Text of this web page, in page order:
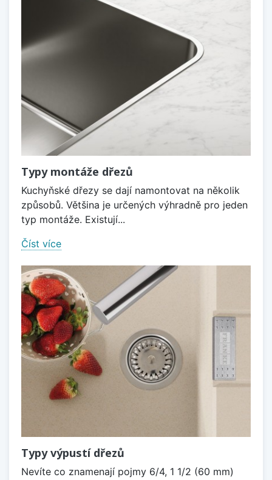
Typy montáže dřezů
Kuchyňské dřezy se dají namontovat na několik
způsobů. Většina je určených výhradně pro jeden
typ montáže. Existují...
Číst více
Typy výpustí dřezů
Nevíte co znamenají pojmy 6/4, 1 1/2 (60 mm)